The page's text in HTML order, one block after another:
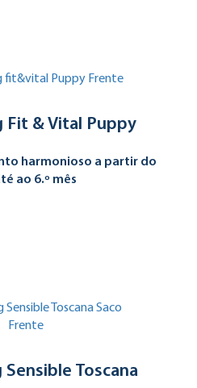
Fit & Vital Puppy
harmonioso a partir do
ao 6.º mês
Toscana